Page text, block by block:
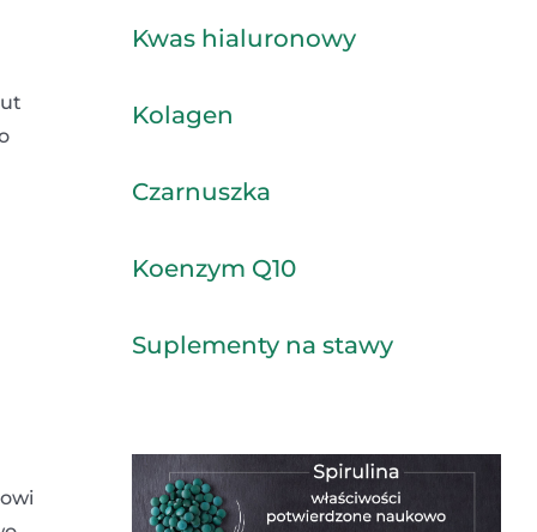
Kwas hialuronowy
Kolagen
Czarnuszka
Koenzym Q10
Suplementy na stawy